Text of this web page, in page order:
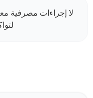
لا إجراءات مصرفية